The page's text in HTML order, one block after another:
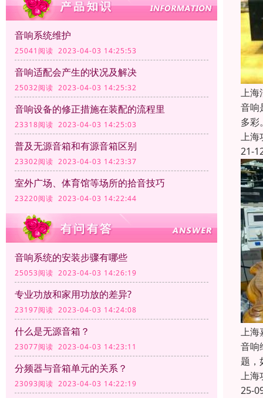
音响系统维护
25041阅读 2023-04-03 14:25:53
音响适配会产生的状况及解决
25032阅读 2023-04-03 14:25:32
音响设备的修正措施在装配的流程里
23318阅读 2023-04-03 14:25:03
普及无源音箱和有源音箱区别
23302阅读 2023-04-03 14:23:37
室外广场、体育馆等场所的拾音技巧
23220阅读 2023-04-03 14:22:44
音响系统的安装步骤有哪些
25053阅读 2023-04-03 14:26:19
专业功放和家用功放的差异?
23197阅读 2023-04-03 14:24:08
什么是无源音箱？
23077阅读 2023-04-03 14:23:11
分频器与音箱单元的关系？
23093阅读 2023-04-03 14:22:19
上海
音响
多彩
上海
21-
上海
音响
题，
上海
25-